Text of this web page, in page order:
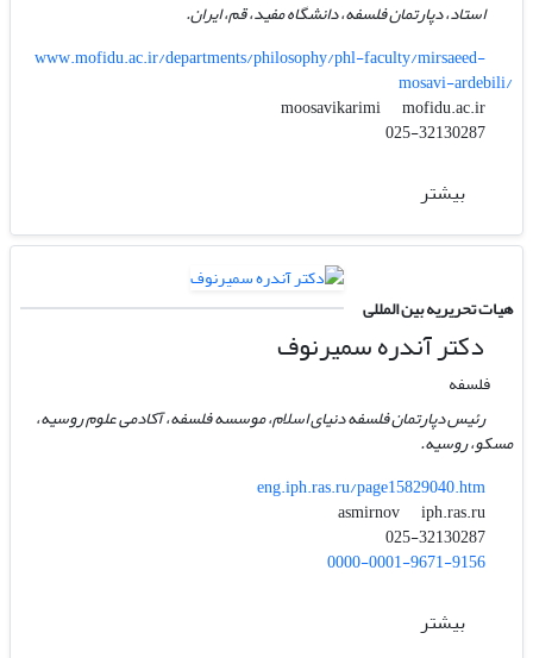
استاد، دپارتمان فلسفه، دانشگاه مفید، قم، ایران.
www.mofidu.ac.ir/departments/philosophy/phl-faculty/mirsaeed-
mosavi-ardebili/
moosavikarimi
mofidu.ac.ir
025-32130287
بیشتر
هیات تحریریه بین المللی
دکتر آندره سمیرنوف
فلسفه
رئیس دپارتمان فلسفه دنیای اسلام، موسسه فلسفه، آکادمی علوم روسیه،
مسکو، روسیه.
eng.iph.ras.ru/page15829040.htm
asmirnov
iph.ras.ru
025-32130287
0000-0001-9671-9156
بیشتر